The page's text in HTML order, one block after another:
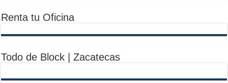
Renta tu Oficina
Todo de Block | Zacatecas